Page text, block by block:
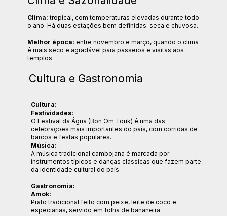
Clima: tropical, com temperaturas elevadas durante todo
o ano. Há duas estações bem definidas: seca e chuvosa.
Melhor época: entre novembro e março, quando o clima
é mais seco e agradável para passeios e visitas aos
templos.
Cultura e Gastronomia
Cultura:
Festividades:
O Festival da Água (Bon Om Touk) é uma das
celebrações mais importantes do país, com corridas de
barcos e festas populares.
Música:
A música tradicional cambojana é marcada por
instrumentos típicos e danças clássicas que fazem parte
da identidade cultural do país.
Gastronomia:
Amok:
Prato tradicional feito com peixe, leite de coco e
especiarias, servido em folha de bananeira.